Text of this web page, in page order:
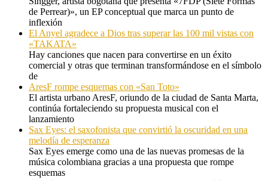
de Perrear)», un EP conceptual que marca un punto de
inflexión
El Anyel agradece a Dios tras superar las 100 mil vistas con
«TAKATA»
Hay canciones que nacen para convertirse en un éxito
comercial y otras que terminan transformándose en el símbolo
de
AresF rompe esquemas con «San Toto»
El artista urbano AresF, oriundo de la ciudad de Santa Marta,
continúa fortaleciendo su propuesta musical con el
lanzamiento
Sax Eyes: el saxofonista que convirtió la oscuridad en una
melodía de esperanza
Sax Eyes emerge como una de las nuevas promesas de la
música colombiana gracias a una propuesta que rompe
esquemas